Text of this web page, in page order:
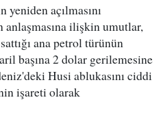
yeniden açılmasını
ilişkin umutlar,
ana petrol türünün
başına 2 dolar gerilemesine
Husi ablukasını ciddi
işareti olarak